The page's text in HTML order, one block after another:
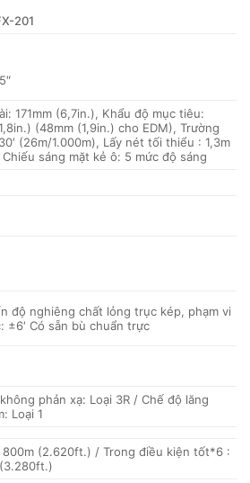
201
171mm (6,7in.), Khẩu độ mục tiêu:
(48mm (1,9in.) cho EDM), Trường
(26m/1.000m), Lấy nét tối thiểu : 1,3m
sáng mặt kẻ ô: 5 mức độ sáng
độ nghiêng chất lỏng trục kép, phạm vi
±6′ Có sẵn bù chuẩn trực
phản xạ: Loại 3R / Chế độ lăng
Loại 1
(2.620ft.) / Trong điều kiện tốt*6 :